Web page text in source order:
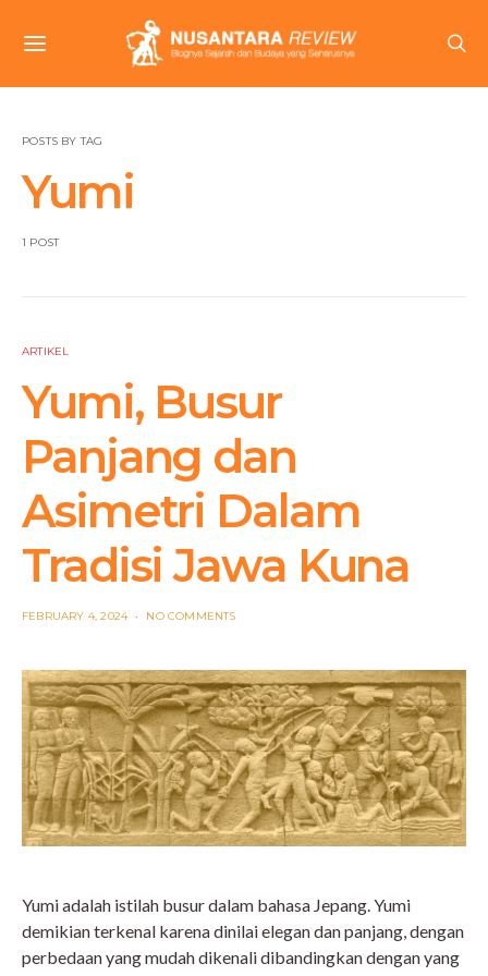
POSTS BY TAG
Yumi
1 POST
ARTIKEL
Yumi, Busur
Panjang dan
Asimetri Dalam
Tradisi Jawa Kuna
POSTED
FEBRUARY 4, 2024 NO COMMENTS
Yumi adalah istilah busur dalam bahasa Jepang. Yumi
demikian terkenal karena dinilai elegan dan panjang, dengan
perbedaan yang mudah dikenali dibandingkan dengan yang